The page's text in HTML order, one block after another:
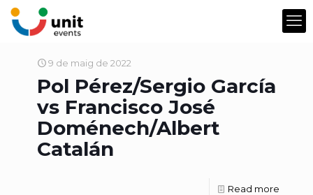
9 de maig de 2022
Pol Pérez/Sergio García
vs Francisco José
Doménech/Albert
Catalán
Read more